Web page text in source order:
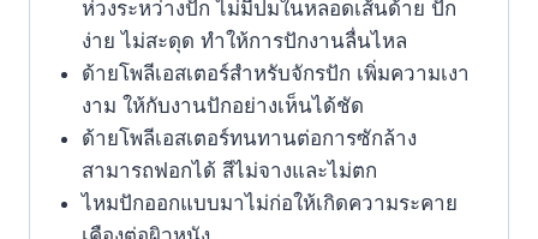
ห่วงระหว่างปัก ไม่มีปมในหลอดเส้นด้าย ปัก
ง่าย ไม่สะดุด ทำให้การปักงานลื่นไหล
ด้ายโพลีเอสเตอร์สำหรับจักรปัก เพิ่มความเงา
งาม ให้กับงานปักอย่างเห็นได้ชัด
ด้ายโพลีเอสเตอร์ทนทานต่อการซักล้าง
สามารถฟอกได้ สีไม่จางและไม่ตก
ไหมปักออกแบบมาไม่ก่อให้เกิดความระคาย